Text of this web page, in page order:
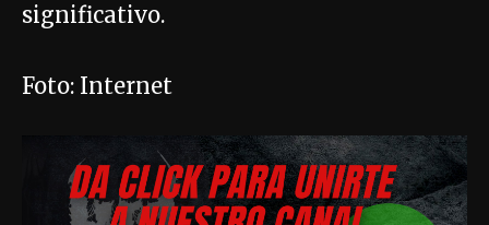
significativo.
Foto: Internet